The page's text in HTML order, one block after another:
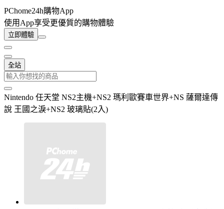
PChome24h購物App
使用App享受更優質的購物體驗
立即體驗
全站
Nintendo 任天堂 NS2主機+NS2 瑪利歐賽車世界+NS 薩爾達傳
說 王國之淚+NS2 玻璃貼(2入)